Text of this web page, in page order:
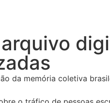
da memória coletiva